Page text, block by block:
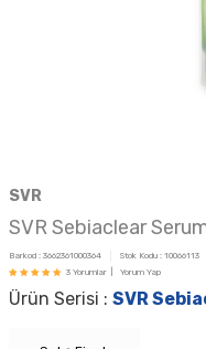
SVR
SVR Sebiaclear
Barkod : 3662361000364 Stok Kodu : 10066113
3 Yorumlar |
Yorum Yap
Ürün Serisi : SVR